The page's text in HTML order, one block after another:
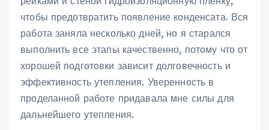
чтобы предотвратить появление конденсата. Вся
работа заняла несколько дней, но я старался
выполнить все этапы качественно, потому что от
хорошей подготовки зависит долговечность и
эффективность утепления. Уверенность в
проделанной работе придавала мне силы для
дальнейшего утепления.